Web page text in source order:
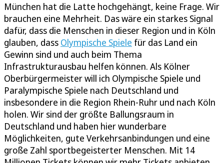
München hat die Latte hochgehängt, keine Frage. Wir
brauchen eine Mehrheit. Das wäre ein starkes Signal
dafür, dass die Menschen in dieser Region und in Köln
glauben, dass Olympische Spiele für das Land ein
Gewinn sind und auch beim Thema
Infrastrukturausbau helfen können. Als Kölner
Oberbürgermeister will ich Olympische Spiele und
Paralympische Spiele nach Deutschland und
insbesondere in die Region Rhein-Ruhr und nach Köln
holen. Wir sind der größte Ballungsraum in
Deutschland und haben hier wunderbare
Möglichkeiten, gute Verkehrsanbindungen und eine
große Zahl sportbegeisterter Menschen. Mit 14